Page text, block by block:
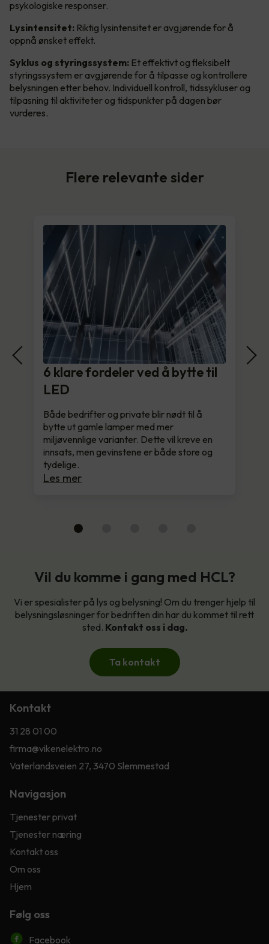
psykologiske responser.
Lysintensitet: Riktig lysintensitet er avgjørende for å
oppnå ønsket effekt.
Syklus og styringssystem: Et effektivt og fleksibelt
styringssystem er avgjørende for å tilpasse og kontrollere
belysningen etter behov. Individuell kontroll, tidssykluser og
tilpasning til aktiviteter og tidspunkter på dagen bør
vurderes.
Flere relevante sider
6 klare fordeler ved å bytte til
LED
Både bedrifter og private blir nødt til å
bytte ut gamle lamper med mer
miljøvennlige varianter. Dette vil kreve en
innsats, men gevinstene er både store og
tydelige.
Les mer
Vil du komme i gang med HCL?
Vi er spesialister på lys og belysning! Om du trenger hjelp til
belysningsløsninger for bedriften din har du kommet til rett
sted. Kontakt oss i dag.
Ta kontakt
Kontakt
31 28 01 00
firma@vikenelektro.no
Vaterlandsveien 27, 3470 Slemmestad
Navigasjon
Tjenester privat
Tjenester næring
Kontakt oss
Om oss
Hjem
Følg oss
Facebook